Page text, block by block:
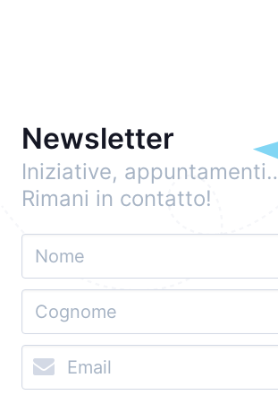
Newsletter
Iniziative,
Rimani in contatto!